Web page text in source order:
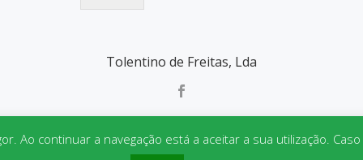
Tolentino de Freitas, Lda
Parallax Onepowered byWordPress
Ao continuar a navegação está a aceitar a sua utilização.